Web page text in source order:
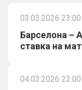
03.03.2026 23:00
Барселона –
ставка на
04.03.2026 23:00